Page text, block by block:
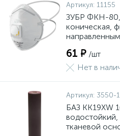
Артикул: 11155
ЗУБР ФКН-80,
коническая,
61 ₽ /шт
Нет в
Артикул: 3550-
БАЗ KK19XW
тканевой